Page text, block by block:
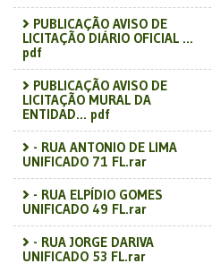
PUBLICAÇÃO AVISO DE
LICITAÇÃO DIÁRIO OFICIAL ...
pdf
PUBLICAÇÃO AVISO DE
LICITAÇÃO MURAL DA
ENTIDAD... pdf
- RUA ANTONIO DE LIMA
UNIFICADO 71 FL.rar
- RUA ELPÍDIO GOMES
UNIFICADO 49 FL.rar
- RUA JORGE DARIVA
UNIFICADO 53 FL.rar